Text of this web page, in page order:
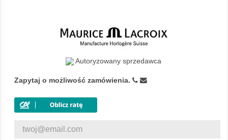
Autoryzowany sprzedawca
Zapytaj o możliwość zamówienia.